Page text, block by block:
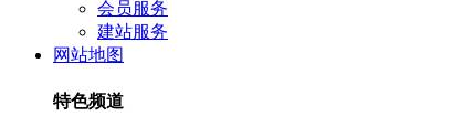
会员服务
建站服务
网站地图
特色频道